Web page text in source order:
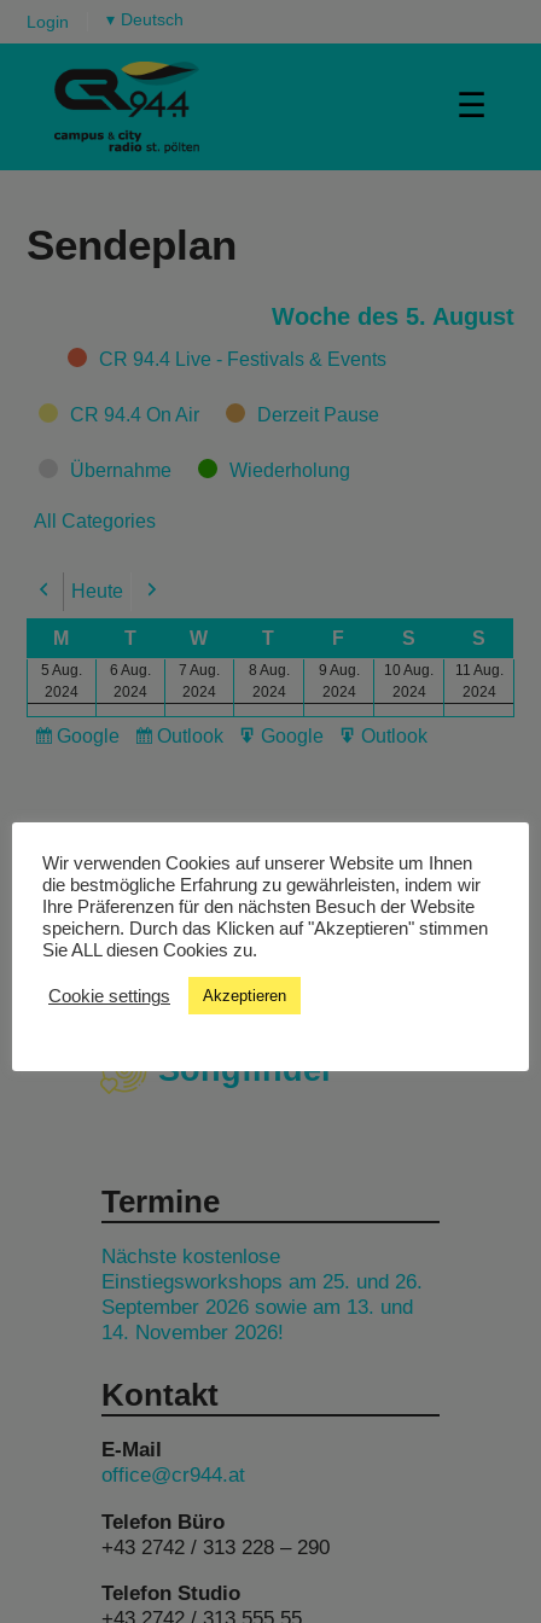
Login ▾
☰
Sendeplan
Woche des 5. August
CategoriesCR 94.4 Live - Festivals & Events
CR 94.4 On Air Derzeit Pause
Übernahme Wiederholung
All Categories
Previous
Heute Next
M T W T F S S
5 Aug.
2024
6 Aug.
2024
7 Aug.
2024
8 Aug.
2024
9 Aug.
2024
10 Aug.
2024
11 Aug.
2024
Subscribe
Google
Subscribe
Outlook
Export
Google
Export
Outlook
Livestream
Studiochat
Songfinder
Termine
Nächste kostenlose
Einstiegsworkshops am 25. und 26.
September 2026 sowie am 13. und
14. November 2026!
Kontakt
E-Mail
office@cr944.at
Telefon Büro
+43 2742 / 313 228 – 290
Telefon Studio
+43 2742 / 313 555 55
Wir verwenden Cookies auf unserer Website um Ihnen
die bestmögliche Erfahrung zu gewährleisten, indem wir
Ihre Präferenzen für den nächsten Besuch der Website
speichern. Durch das Klicken auf "Akzeptieren" stimmen
Sie ALL diesen Cookies zu.
Cookie settings Akzeptieren